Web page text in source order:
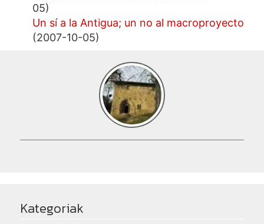
05)
Un sí a la Antigua; un no al macroproyecto
(2007-10-05)
Kategoriak